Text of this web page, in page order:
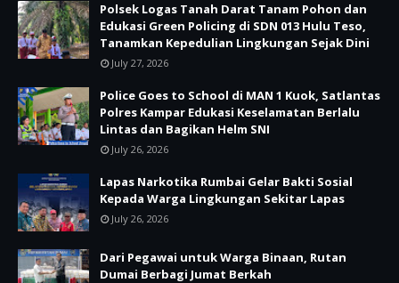
Polsek Logas Tanah Darat Tanam Pohon dan
Edukasi Green Policing di SDN 013 Hulu Teso,
Tanamkan Kepedulian Lingkungan Sejak Dini
July 27, 2026
Police Goes to School di MAN 1 Kuok, Satlantas
Polres Kampar Edukasi Keselamatan Berlalu
Lintas dan Bagikan Helm SNI
July 26, 2026
Lapas Narkotika Rumbai Gelar Bakti Sosial
Kepada Warga Lingkungan Sekitar Lapas
July 26, 2026
Dari Pegawai untuk Warga Binaan, Rutan
Dumai Berbagi Jumat Berkah